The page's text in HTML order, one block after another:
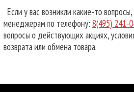
Если у вас возникли какие-то
менеджерам по телефону: 8(495) 241-
вопросы о действующих акциях,
возврата или обмена товара.